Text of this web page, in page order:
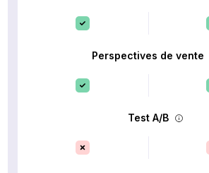
Perspectives de vente
Test A/B